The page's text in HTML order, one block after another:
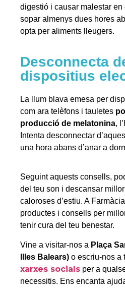
digestió i causar malestar en
sopar almenys dues hores
opta per aliments lleugers.
Desconnecta
dispositius
La llum blava emesa per
com ara telèfons i tauletes
producció de melatonina,
Intenta desconnectar
una hora abans d’anar a
Seguint aquests consells,
del teu son i descansar
caloroses d’estiu. A
productes i consells per
tenir cura del teu benestar.
Vine a visitar-nos a Plaça
Illes Balears) o escriu-nos a
xarxes socials per a
necessitis. Ens encanta